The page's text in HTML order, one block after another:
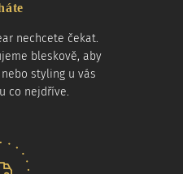
nechcete čekat.
bleskově, aby
styling u vás
co nejdříve.